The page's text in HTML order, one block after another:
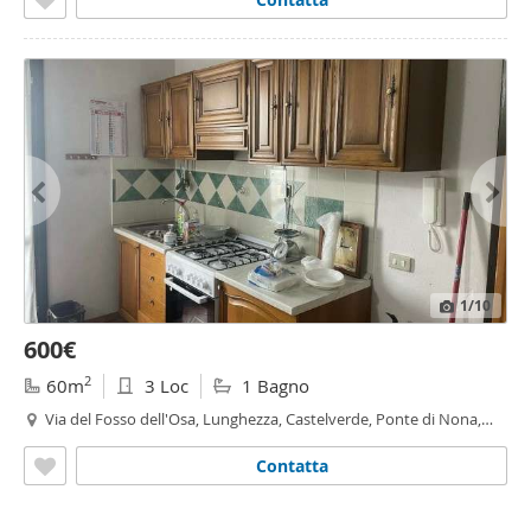
1/10
600€
60m2 3 Loc 1 Bagno
Via del Fosso dell'Osa, Lunghezza, Castelverde, Ponte di Nona,
Contatta